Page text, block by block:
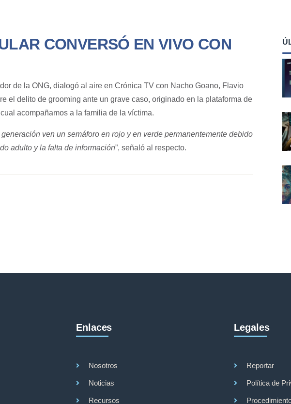
CONVERSÓ EN VIVO CON
de la ONG, dialogó al aire en Crónica TV con Nacho Goano, Flavio
el delito de grooming ante un grave caso, originado en la plataforma de
acompañamos a la familia de la víctima.
ven un semáforo en rojo y en verde permanentemente debido
adulto y la falta de información”, señaló al respecto.
Enlaces
Nosotros
Noticias
Recursos
Legales
Reportar
Política de